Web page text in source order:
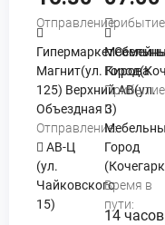
Отправление:
Магнит(ул. Кирова
125) Верхний АВ(ул.
Объездная 3)
Отправление:
АВ-Ц
(ул.
Чайковского
15)
Город
Время в
пути:
14 часов